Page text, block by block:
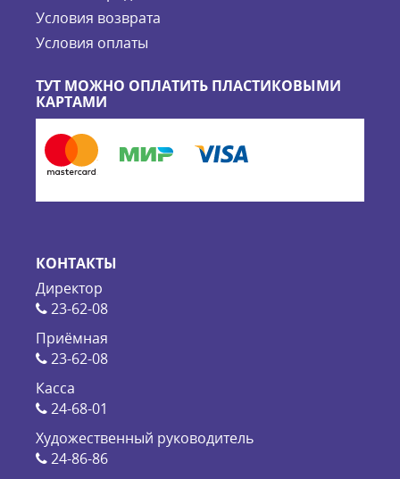
Условия возврата
Условия оплаты
ТУТ МОЖНО ОПЛАТИТЬ ПЛАСТИКОВЫМИ
КАРТАМИ
КОНТАКТЫ
Директор
23-62-08
Приёмная
23-62-08
Касса
24-68-01
Художественный руководитель
24-86-86